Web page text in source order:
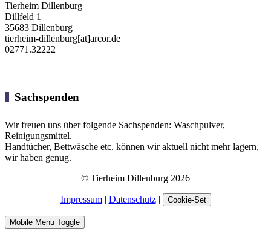
Tierheim Dillenburg
Dillfeld 1
35683 Dillenburg
tierheim-dillenburg[at]arcor.de
02771.32222
Sachspenden
Wir freuen uns über folgende Sachspenden: Waschpulver,
Reinigungsmittel.
Handtücher, Bettwäsche etc. können wir aktuell nicht mehr lagern,
wir haben genug.
© Tierheim Dillenburg 2026
Impressum| Datenschutz| Cookie-Set
Mobile Menu Toggle